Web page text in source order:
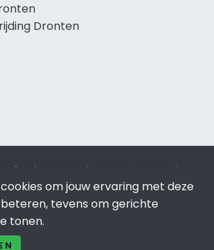
Dronten
en SEO door SEO-bureau
Lion
alleen voor bewezen resultaten?SEO
No Pay.Drontenis onderdeel van Lion
Internet.
om jouw ervaring met deze
tevens om gerichte
tonen.